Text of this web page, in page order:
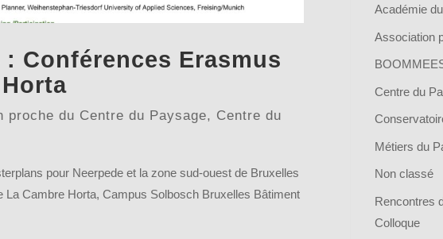
: Conférences Erasmus
proche du Centre du Paysage, Centre du
pour Neerpede et la zone sud-ouest de Bruxelles
La Cambre Horta, Campus Solbosch Bruxelles Bâtiment
Académie
Association
Centre du
Métiers du
Non classé
Rencontres
Colloque